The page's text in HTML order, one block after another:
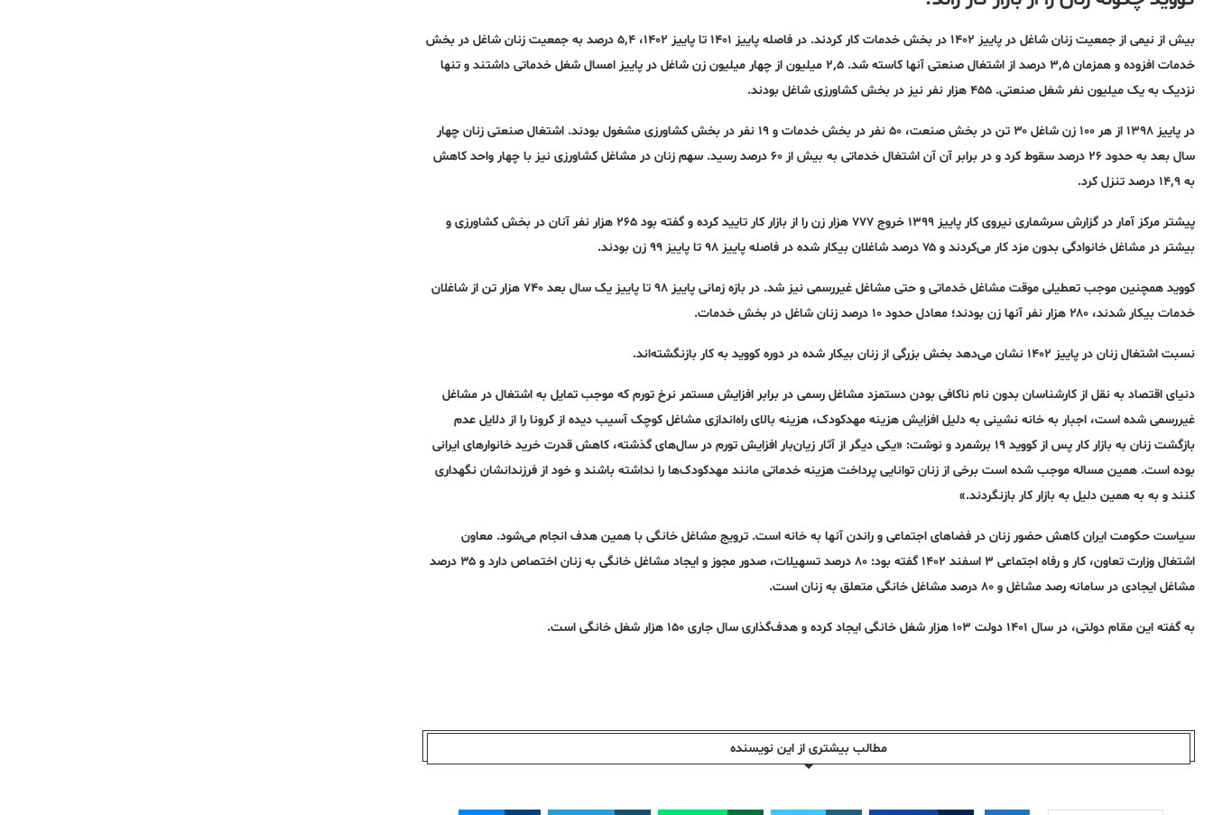
بیش از نیمی از جمعیت زنان شاغل در پاییز ۱۴۰۲ در بخش خدمات کار کردند. در فاصله پاییز ۱۴۰۱ تا پاییز ۱۴۰۲، ۵٬۴ درصد به جمعیت زنان شاغل در بخش
خدمات افزوده و همزمان ۳٬۵ درصد از اشتغال صنعتی آنها کاسته شد. ۲٬۵ میلیون از چهار میلیون زن شاغل در پاییز امسال شغل خدماتی داشتند و تنها
نزدیک به یک میلیون نفر شغل صنعتی. ۴۵۵ هزار نفر نیز در بخش کشاورزی شاغل بودند.
در پاییز ۱۳۹۸ از هر ۱۰۰ زن شاغل ۳۰ تن در بخش صنعت، ۵۰ نفر در بخش خدمات و ۱۹ نفر در بخش کشاورزی مشغول بودند. اشتغال صنعتی زنان چهار
سال بعد به حدود ۲۶ درصد سقوط کرد و در برابر آن آن اشتغال خدماتی به بیش از ۶۰ درصد رسید. سهم زنان در مشاغل کشاورزی نیز با چهار واحد کاهش
به ۱۴٬۹ درصد تنزل کرد.
پیشتر مرکز آمار در گزارش سرشماری نیروی کار پاییز ۱۳۹۹ خروج ۷۷۷ هزار زن را از بازار کار تایید کرده و گفته بود ۲۶۵ هزار نفر آنان در بخش کشاورزی و
بیشتر در مشاغل خانوادگی بدون مزد کار می‌کردند و ۷۵ درصد شاغلان بیکار شده در فاصله پاییز ۹۸ تا پاییز ۹۹ زن بودند.
کووید همچنین موجب تعطیلی موقت مشاغل خدماتی و حتی مشاغل غیررسمی نیز شد. در بازه زمانی پاییز ۹۸ تا پاییز یک سال بعد ۷۴۰ هزار تن از شاغلان
خدمات بیکار شدند، ۲۸۰ هزار نفر آنها زن بودند؛ معادل حدود ۱۰ درصد زنان شاغل در بخش خدمات.
نسبت اشتغال زنان در پاییز ۱۴۰۲ نشان می‌دهد بخش بزرگی از زنان بیکار شده در دوره کووید به کار بازنگشته‌اند.
دنیای اقتصاد به نقل از کارشناسان بدون نام ناکافی بودن دستمزد مشاغل رسمی در برابر افزایش مستمر نرخ تورم که موجب تمایل به اشتغال در مشاغل
غیررسمی شده است، اجبار به خانه نشینی به دلیل افزایش هزینه مهدکودک، هزینه بالای راه‌اندازی مشاغل کوچک آسیب دیده از کرونا را از دلایل عدم
بازگشت زنان به بازار کار پس از کووید ۱۹ برشمرد و نوشت: «یکی دیگر از آثار زیان‌بار افزایش تورم در سال‌های گذشته، کاهش قدرت خرید خانوار‌های ایرانی
بوده است. همین مساله موجب شده است برخی از زنان توانایی پرداخت هزینه خدماتی مانند مهدکودک‌ها را نداشته باشند و خود از فرزندانشان نگهداری
کنند و به به همین دلیل به بازار کار بازنگردند.»
سیاست حکومت ایران کاهش حضور زنان در فضاهای اجتماعی و راندن آنها به خانه است. ترویج مشاغل خانگی با همین هدف انجام می‌شود. معاون
اشتغال وزارت تعاون، کار و رفاه اجتماعی ۳ اسفند ۱۴۰۲ گفته بود: ۸۰ درصد تسهیلات، صدور مجوز و ایجاد مشاغل خانگی به زنان اختصاص دارد و ۳۵ درصد
مشاغل ایجادی در سامانه رصد مشاغل و ۸۰ درصد مشاغل خانگی متعلق به زنان است.
به گفته این مقام دولتی، در سال ۱۴۰۱ دولت ۱۰۳ هزار شغل خانگی ایجاد کرده و هدف‌گذاری سال جاری ۱۵۰ هزار شغل خانگی است.
مطالب بیشتری از این نویسندە